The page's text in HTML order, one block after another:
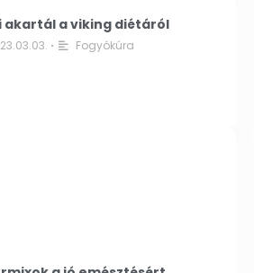
akartál a viking diétáról
• Fogyókúra